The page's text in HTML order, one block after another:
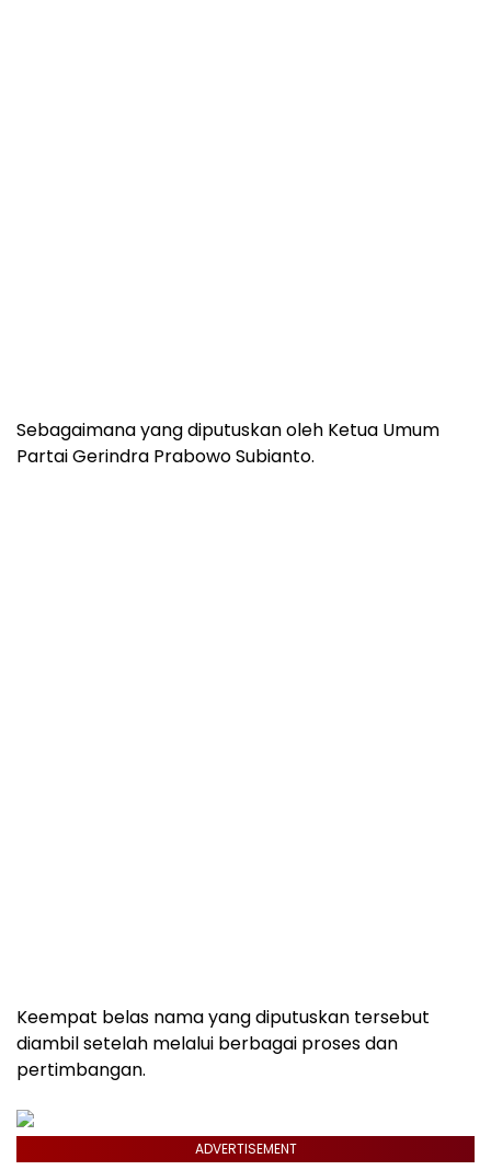
Sebagaimana yang diputuskan oleh Ketua Umum
Partai Gerindra Prabowo Subianto.
Keempat belas nama yang diputuskan tersebut
diambil setelah melalui berbagai proses dan
pertimbangan.
ADVERTISEMENT